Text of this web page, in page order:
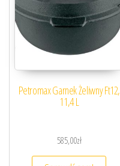
Petromax Garnek Żeliwny Ft12,
11,4 L
585,00zł